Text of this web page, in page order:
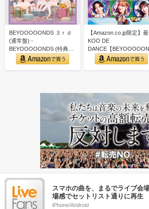
BEYOOOOONDS ３ｒｄ
(通常盤) -
BEYOOOOONDS (特典な
し)
【Amazon.co.jp限定】最
KOO DE
DANCE【
盤】 (SG+B…
スマホの曲を、まるでライブ会
場感でセットリスト通りに再生
iPhone/Android